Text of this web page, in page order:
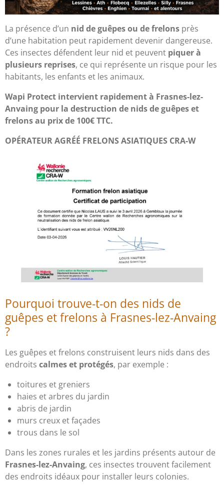
La présence d’un nid de guêpes ou de frelons près
d’une habitation peut rapidement devenir dangereuse.
Ces insectes défendent leur nid et peuvent piquer à
plusieurs reprises, ce qui représente un risque pour les
habitants, les enfants et les animaux.
Wapi Protect intervient rapidement à Frasnes-lez-
Anvaing pour la destruction de nids de guêpes et
frelons au prix de 100€ TTC.
OPÉRATEUR AGRÉÉ FRELONS ASIATIQUES CRA-W
Pourquoi trouve-t-on des nids de
guêpes et frelons à Frasnes-lez-Anvaing
?
Les guêpes et frelons construisent leurs nids dans des
endroits calmes et protégés, par exemple :
toitures et greniers
haies et arbres du jardin
abris de jardin
murs creux et façades
trous dans le sol
Dans les zones rurales et les jardins présents autour de
Frasnes-lez-Anvaing, ces insectes trouvent facilement
des endroits idéaux pour installer leurs colonies.